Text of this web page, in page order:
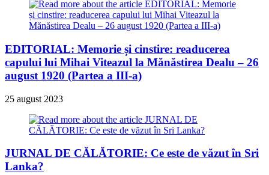
EDITORIAL: Memorie și cinstire: readucerea
capului lui Mihai Viteazul la Mănăstirea Dealu – 26
august 1920 (Partea a III-a)
25 august 2023
JURNAL DE CĂLĂTORIE: Ce este de văzut în Sri
Lanka?